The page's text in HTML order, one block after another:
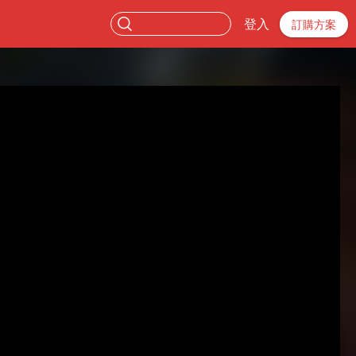
登入 訂購方案